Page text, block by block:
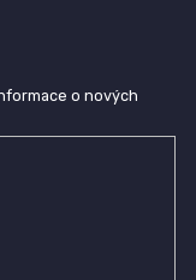
o nových